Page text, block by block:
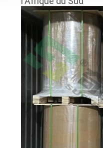
QUALITÉ
CONTACTEZ-
NOUS
NOUVELLES
DEMANDEZ